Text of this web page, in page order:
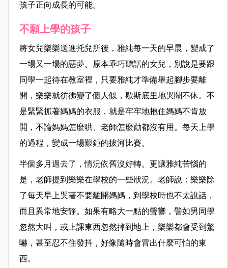
孩子正向成長的可能。
不願上學的孩子
將女兒樂樂送進托兒所後，雅純每一天的早晨，變成了
一場又一場的惡夢。原本乖巧聽話的女兒，別說是要跟
同學一起待在教室裡，只要雅純才準備舉起腳步要離
開，樂樂就彷彿變了個人似，歇斯底里地哭鬧不休。不
是緊緊抓著媽媽的衣服，就是牢牢地抱住媽媽不肯放
開，不論媽媽怎麼哄、老師怎麼勸都沒有用。每天上學
的過程，變成一場艱鉅的拔河比賽。
半個多月過去了，情況依舊沒好轉。更讓雅純苦惱的
是，老師提到樂樂在學校的一些狀況。老師說：樂樂除
了每天早上哭著不要離開媽媽，到學校時也不太說話，
而且異常地安靜。如果有略大一點的聲響，譬如男同學
忽然大叫，或上課東西忽然掉到地上，樂樂都會受到驚
嚇，甚至忍不住發抖，好像隨時會冒出什麼可怕的東
西。